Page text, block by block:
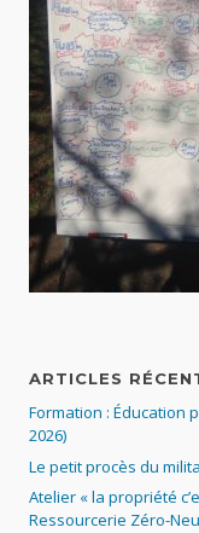
ARTICLES
Formation : Éducation
2026)
Le petit procès du
Atelier « la propriété
Ressourcerie Zéro-